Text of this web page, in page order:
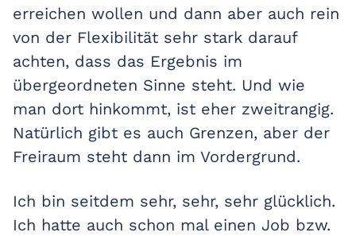
erreichen wollen und dann aber auch rein
von der Flexibilität sehr stark darauf
achten, dass das Ergebnis im
übergeordneten Sinne steht. Und wie
man dort hinkommt, ist eher zweitrangig.
Natürlich gibt es auch Grenzen, aber der
Freiraum steht dann im Vordergrund.
Ich bin seitdem sehr, sehr, sehr glücklich.
Ich hatte auch schon mal einen Job bzw.